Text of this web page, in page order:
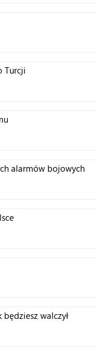
Turcji
alarmów bojowych
będziesz walczył